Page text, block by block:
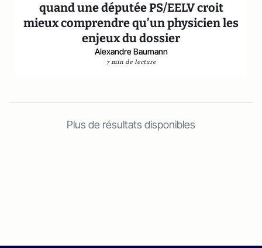
quand une députée PS/EELV croit
mieux comprendre qu’un physicien les
enjeux du dossier
Alexandre Baumann
7 min de lecture
Plus de résultats disponibles